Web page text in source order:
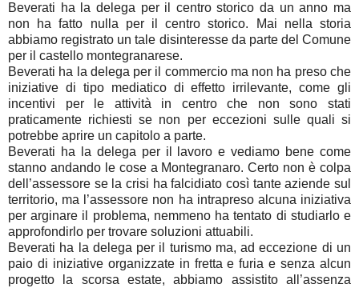
Beverati ha la delega per il centro storico da un anno ma
non ha fatto nulla per il centro storico. Mai nella storia
abbiamo registrato un tale disinteresse da parte del Comune
per il castello montegranarese.
Beverati ha la delega per il commercio ma non ha preso che
iniziative di tipo mediatico di effetto irrilevante, come gli
incentivi per le attività in centro che non sono stati
praticamente richiesti se non per eccezioni sulle quali si
potrebbe aprire un capitolo a parte.
Beverati ha la delega per il lavoro e vediamo bene come
stanno andando le cose a Montegranaro. Certo non è colpa
dell’assessore se la crisi ha falcidiato così tante aziende sul
territorio, ma l’assessore non ha intrapreso alcuna iniziativa
per arginare il problema, nemmeno ha tentato di studiarlo e
approfondirlo per trovare soluzioni attuabili.
Beverati ha la delega per il turismo ma, ad eccezione di un
paio di iniziative organizzate in fretta e furia e senza alcun
progetto la scorsa estate, abbiamo assistito all’assenza